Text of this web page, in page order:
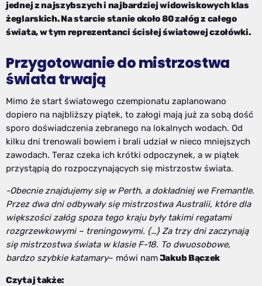
jednej z najszybszych i najbardziej widowiskowych klas
żeglarskich. Na starcie stanie około 80 załóg z całego
świata, w tym reprezentanci ścisłej światowej czołówki.
Przygotowanie do mistrzostwa
świata trwają
Mimo że start światowego czempionatu zaplanowano
dopiero na najbliższy piątek, to załogi mają już za sobą dość
sporo doświadczenia zebranego na lokalnych wodach. Od
kilku dni trenowali bowiem i brali udział w nieco mniejszych
zawodach. Teraz czeka ich krótki odpoczynek, a w piątek
przystąpią do rozpoczynających się mistrzostw świata.
-Obecnie znajdujemy się w Perth, a dokładniej we Fremantle.
Przez dwa dni odbywały się mistrzostwa Australii, które dla
większości załóg spoza tego kraju były takimi regatami
rozgrzewkowymi – treningowymi. {…} Za trzy dni zaczynają
się mistrzostwa świata w klasie F-18. To dwuosobowe,
bardzo szybkie katamary– mówi namJakub Bączek
Czytaj także: